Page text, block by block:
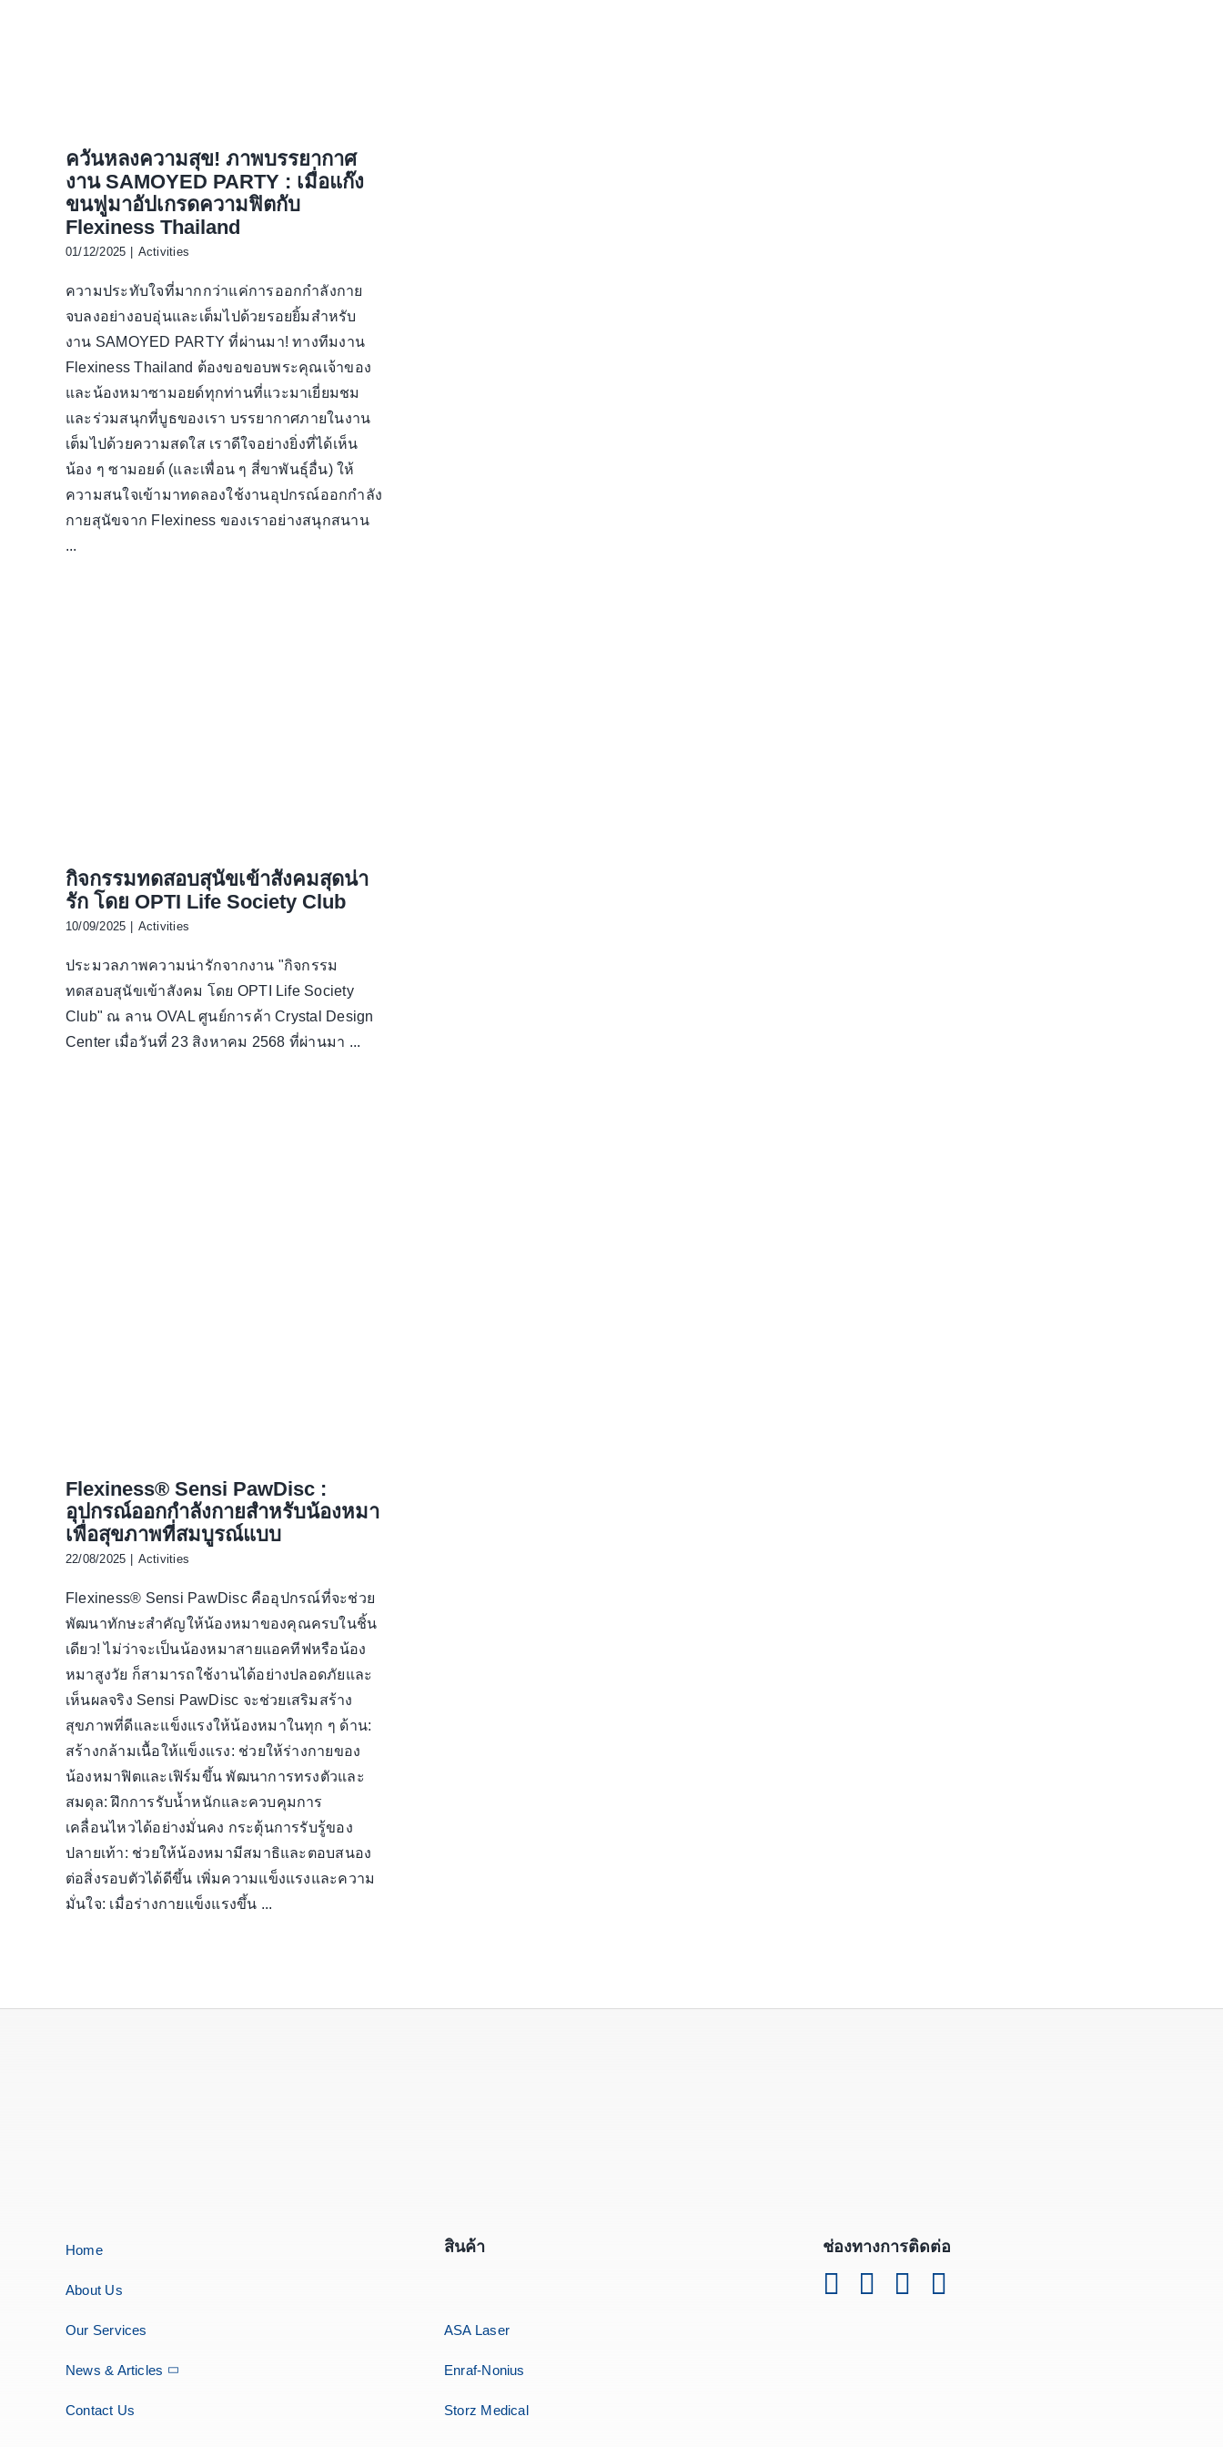
ควันหลงความสุข! ภาพบรรยากาศ
งาน SAMOYED PARTY : เมื่อแก๊ง
ขนฟูมาอัปเกรดความฟิตกับ
Flexiness Thailand
01/12/2025 Activities
ความประทับใจที่มากกว่าแค่การออกกำลังกาย
จบลงอย่างอบอุ่นและเต็มไปด้วยรอยยิ้มสำหรับ
งาน SAMOYED PARTY ที่ผ่านมา! ทางทีมงาน
Flexiness Thailand ต้องขอขอบพระคุณเจ้าของ
และน้องหมาซามอยด์ทุกท่านที่แวะมาเยี่ยมชม
และร่วมสนุกที่บูธของเรา บรรยากาศภายในงาน
เต็มไปด้วยความสดใส เราดีใจอย่างยิ่งที่ได้เห็น
น้อง ๆ ซามอยด์ (และเพื่อน ๆ สี่ขาพันธุ์อื่น) ให้
ความสนใจเข้ามาทดลองใช้งานอุปกรณ์ออกกำลัง
กายสุนัขจาก Flexiness ของเราอย่างสนุกสนาน
...
กิจกรรมทดสอบสุนัขเข้าสังคมสุดน่า
รัก โดย OPTI Life Society Club
10/09/2025 Activities
ประมวลภาพความน่ารักจากงาน "กิจกรรม
ทดสอบสุนัขเข้าสังคม โดย OPTI Life Society
Club" ณ ลาน OVAL ศูนย์การค้า Crystal Design
Center เมื่อวันที่ 23 สิงหาคม 2568 ที่ผ่านมา ...
Flexiness® Sensi PawDisc :
อุปกรณ์ออกกำลังกายสำหรับน้องหมา
เพื่อสุขภาพที่สมบูรณ์แบบ
22/08/2025 | Activities
Flexiness® Sensi PawDisc คืออุปกรณ์ที่จะช่วย
พัฒนาทักษะสำคัญให้น้องหมาของคุณครบในชิ้น
เดียว! ไม่ว่าจะเป็นน้องหมาสายแอคทีฟหรือน้อง
หมาสูงวัย ก็สามารถใช้งานได้อย่างปลอดภัยและ
เห็นผลจริง Sensi PawDisc จะช่วยเสริมสร้าง
สุขภาพที่ดีและแข็งแรงให้น้องหมาในทุก ๆ ด้าน:
สร้างกล้ามเนื้อให้แข็งแรง: ช่วยให้ร่างกายของ
น้องหมาฟิตและเฟิร์มขึ้น พัฒนาการทรงตัวและ
สมดุล: ฝึกการรับน้ำหนักและควบคุมการ
เคลื่อนไหวได้อย่างมั่นคง กระตุ้นการรับรู้ของ
ปลายเท้า: ช่วยให้น้องหมามีสมาธิและตอบสนอง
ต่อสิ่งรอบตัวได้ดีขึ้น เพิ่มความแข็งแรงและความ
มั่นใจ: เมื่อร่างกายแข็งแรงขึ้น ...
Home
About Us
Our Services
News & Articles
Contact Us
สินค้า
ASA Laser
Enraf-Nonius
Storz Medical
ช่องทางการติดต่อ